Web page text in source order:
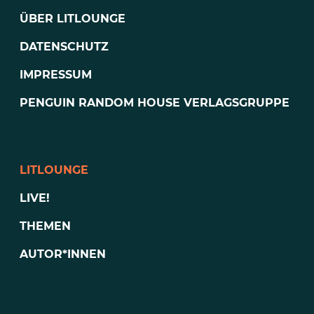
ÜBER LITLOUNGE
DATENSCHUTZ
IMPRESSUM
PENGUIN RANDOM HOUSE VERLAGSGRUPPE
LITLOUNGE
LIVE!
THEMEN
AUTOR*INNEN